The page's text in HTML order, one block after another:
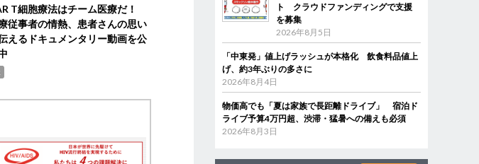
T細胞療法はチーム医療だ！
従事者の情熱、患者さんの思い
えるドキュメンタリー動画を公
ト クラウドファンディングで支援
を募集
2026年8月5日
「中東発」値上げラッシュが本格化 飲食料品値上
げ、約3年ぶりの多さに
2026年8月4日
物価高でも「夏は家族で長距離ドライブ」 宿泊ド
ライブ予算4万円超、渋滞・猛暑への備えも必須
2026年8月3日